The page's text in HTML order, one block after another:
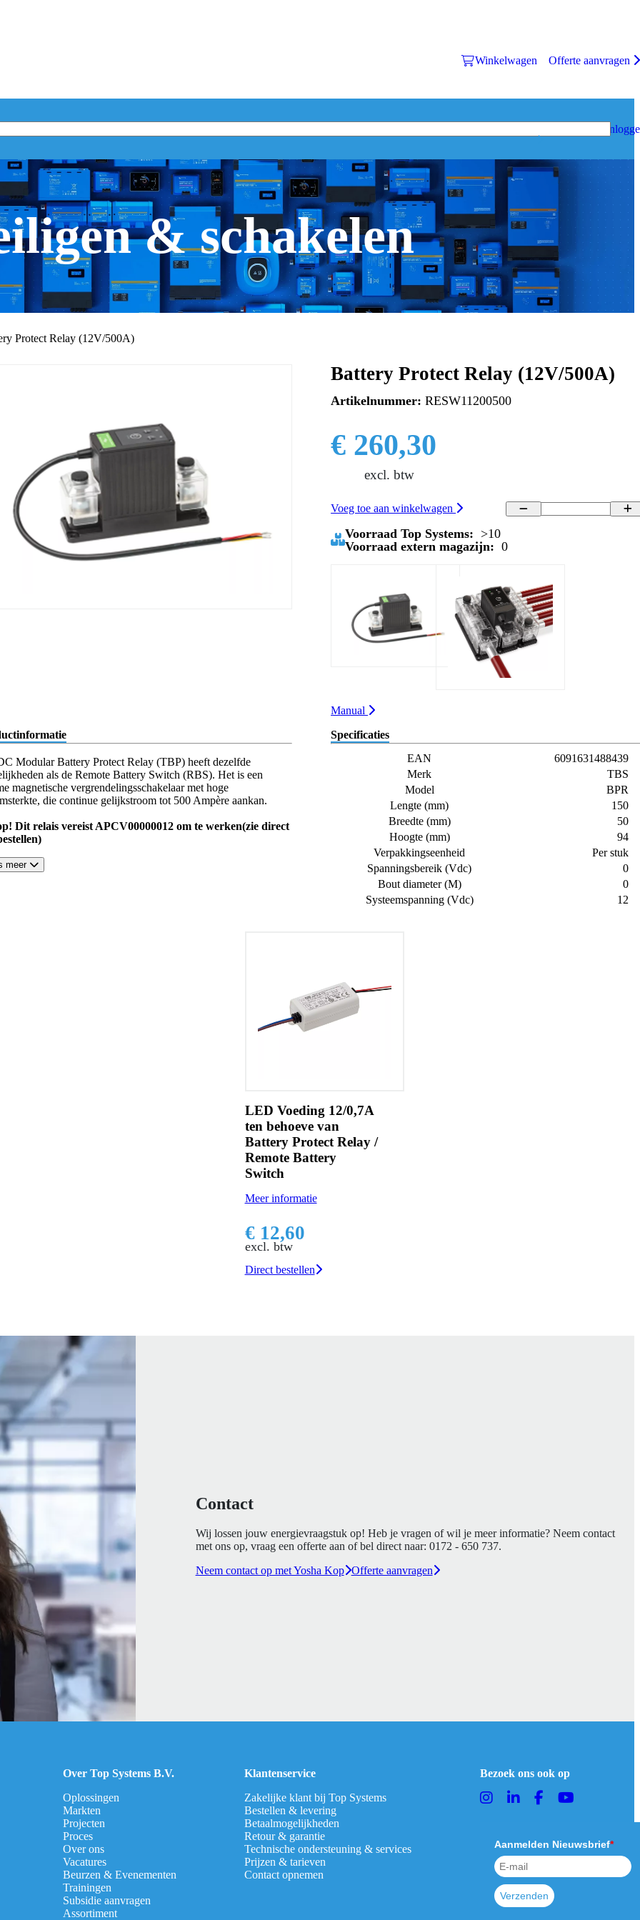
Winkelwagen Offerte aanvragen
& schakelen
Protect Relay (12V/500A)
Battery Protect Relay (12V/500A)
Artikelnummer: RESW11200500
€ 260,30
excl. btw
Voeg toe aan winkelwagen
Voorraad Top Systems: >10
Voorraad extern magazijn: 0
Manual
Modular Battery Protect Relay (TBP) heeft dezelfde
als de Remote Battery Switch (RBS). Het is een
magnetische vergrendelingsschakelaar met hoge
die continue gelijkstroom tot 500 Ampère aankan.
Dit relais vereist APCV00000012 om te werken(zie direct
meer
Specificaties
EAN
6091631488439
Merk
TBS
Model
BPR
Lengte (mm)
150
Breedte (mm)
50
Hoogte (mm)
94
Verpakkingseenheid
Per stuk
Spanningsbereik (Vdc)
0
Bout diameter (M)
0
Systeemspanning (Vdc)
12
LED Voeding 12/0,7A
ten behoeve van
Battery Protect Relay /
Remote Battery
Switch
Meer informatie
€ 12,60
excl. btw
Direct bestellen
Contact
Wij lossen jouw energievraagstuk op! Heb je vragen of wil je meer informatie? Neem contact
met ons op, vraag een offerte aan of bel direct naar: 0172 - 650 737.
Neem contact op met Yosha Kop Offerte aanvragen
Over Top Systems B.V.
Oplossingen
Markten
Projecten
Proces
Over ons
Vacatures
Beurzen & Evenementen
Trainingen
Subsidie aanvragen
Assortiment
Klantenservice
Zakelijke klant bij Top Systems
Bestellen & levering
Betaalmogelijkheden
Retour & garantie
Technische ondersteuning & services
Prijzen & tarieven
Contact opnemen
Bezoek ons ook op
Aanmelden Nieuwsbrief*
Verzenden